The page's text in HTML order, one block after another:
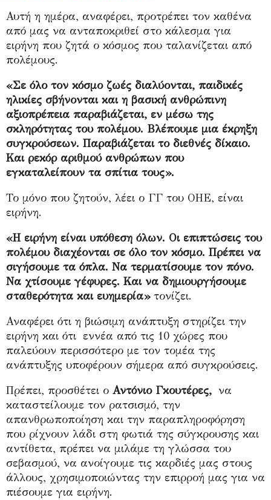
Αυτή η ημέρα, αναφέρει, προτρέπει τον καθένα
από μας να ανταποκριθεί στο κάλεσμα για
ειρήνη που ζητά ο κόσμος που ταλανίζεται από
πολέμους.
«Σε όλο τον κόσμο ζωές διαλύονται, παιδικές
ηλικίες σβήνονται και η βασική ανθρώπινη
αξιοπρέπεια παραβιάζεται, εν μέσω της
σκληρότητας του πολέμου. Βλέπουμε μια έκρηξη
συγκρούσεων. Παραβιάζεται το διεθνές δίκαιο.
Και ρεκόρ αριθμού ανθρώπων που
εγκαταλείπουν τα σπίτια τους».
Το μόνο που ζητούν, λέει ο ΓΓ του ΟΗΕ, είναι
ειρήνη.
«Η ειρήνη είναι υπόθεση όλων. Οι επιπτώσεις του
πολέμου διαχέονται σε όλο τον κόσμο. Πρέπει να
σιγήσουμε τα όπλα. Να τερματίσουμε τον πόνο.
Να χτίσουμε γέφυρες. Και να δημιουργήσουμε
σταθερότητα και ευημερία»τονίζει.
Αναφέρει ότι η βιώσιμη ανάπτυξη στηρίζει την
ειρήνη και ότι εννέα από τις 10 χώρες που
παλεύουν περισσότερο με τον τομέα της
ανάπτυξης υποφέρουν σήμερα από συγκρούσεις.
Πρέπει, προσθέτει ο Αντόνιο Γκουτέρες, να
καταστείλουμε τον ρατσισμό, την
απανθρωποποίηση και την παραπληροφόρηση
που ρίχνουν λάδι στη φωτιά της σύγκρουσης και
αντίθετα, πρέπει να μιλάμε τη γλώσσα του
σεβασμού, να ανοίγουμε τις καρδιές μας στους
άλλους, χρησιμοποιώντας την επιρροή μας για να
πιέσουμε για ειρήνη.